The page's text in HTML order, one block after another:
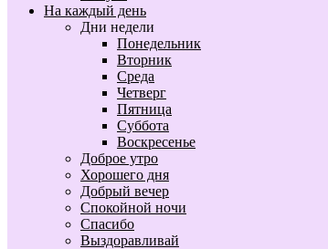
На каждый день
Дни недели
Понедельник
Вторник
Среда
Четверг
Пятница
Суббота
Воскресенье
Доброе утро
Хорошего дня
Добрый вечер
Спокойной ночи
Спасибо
Выздоравливай